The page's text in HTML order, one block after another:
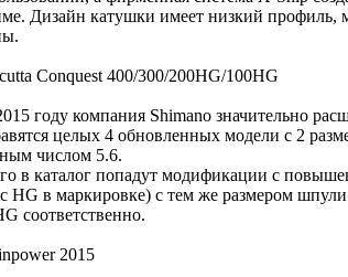
Дизайн катушки имеет низкий профиль,
Conquest 400/300/200HG/100HG
году компания Shimano значительно
целых 4 обновленных модели с 2
числом 5.6.
в каталог попадут модификации с
HG в маркировке) с тем же размером
соответственно.
2015